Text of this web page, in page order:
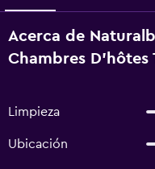
Acerca de
Chambres D'hôtes
Limpieza
Ubicación